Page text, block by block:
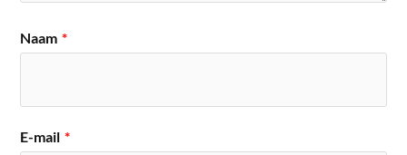
Naam *
E-mail *